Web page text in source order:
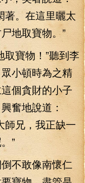
著。在這里曬太
地取寶物。”
寶物！”聽到李
小頓時為之精
個貪財的小子
奮地說道：
師兄，我正缺一
”
敢像南懷仁